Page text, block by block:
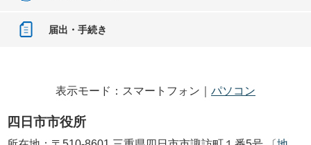
届出・手続き
表示モード：スマートフォン｜ パソコン
四日市市役所